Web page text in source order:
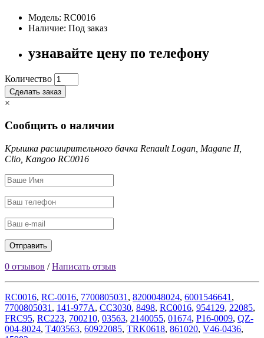
Модель: RC0016
Наличие: Под заказ
узнавайте цену по телефону
Количество
Сделать заказ
×
Сообщить о наличии
Крышка расширительного бачка Renault Logan, Magane II,
Clio, Kangoo RC0016
0 отзывов /Написать отзыв
RC0016, RC-0016, 7700805031 , 8200048024, 6001546641 ,
7700805031 , 141-977A, CC3030, 8498, RC0016, 954129, 22085,
FRC95, RC223, 700210, 03563, 2140055, 01674, P16-0009, QZ-
004-8024, T403563, 60922085, TRK0618, 861020, V46-0436,